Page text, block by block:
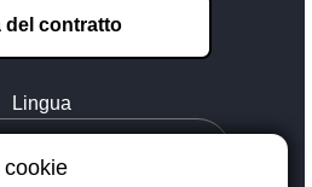
del contratto
Lingua
cookie